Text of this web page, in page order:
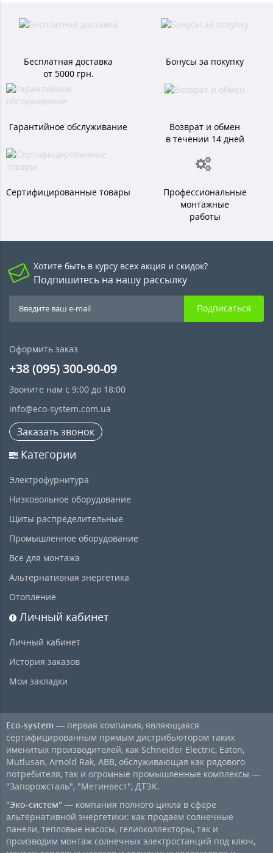
Бесплатная доставка
от 5000 грн.
Бонусы за покупку
Гарантийное обслуживание
Возврат и обмен
в течении 14 дней
Сертифицированные товары
Профессиональные
монтажные
работы
Хотите быть в курсу всех акция и скидок?
Подпишитесь на нашу рассылку
Подписаться
Оформить заказ
+38 (095) 300-90-09
Звоните нам с 9:00 до 18:00
info@eco-system.com.ua
Заказать звонок
Категории
Электрофурнитура
Низковольное оборудование
Щиты распределительные
Промышленное оборудование
Все для монтажа
Альтернативная энергетика
Отопление
Личный кабинет
Личный кабинет
История заказов
Мои закладки
Eco-system — первая компания, являющаяся
сертифицированным прямым дистрибьютором таких
именитых производителей, как Schneider Electric, Eaton,
Mutlusan, Arnold Rak, ABB, обслуживающая как рядового
потребителя, так и огромные промышленные комплексы —
"Запорожсталь", "Метинвест", ДТЭК.
"Эко-систем" — компания полного цикла в сфере
альтернативной энергетики: как продаем солнечные
панели, тепловые насосы, гелиоколлекторы, так и
производим монтаж солнечных электростанций под ключ,